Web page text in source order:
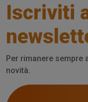
Iscriviti
Per rimanere sempre
novità.